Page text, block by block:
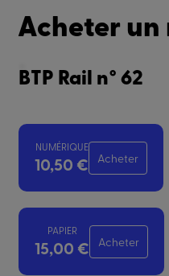
Acheter
BTP Rail n° 62
NUMÉRIQUE
10,50 € Acheter
PAPIER
15,00 € Acheter